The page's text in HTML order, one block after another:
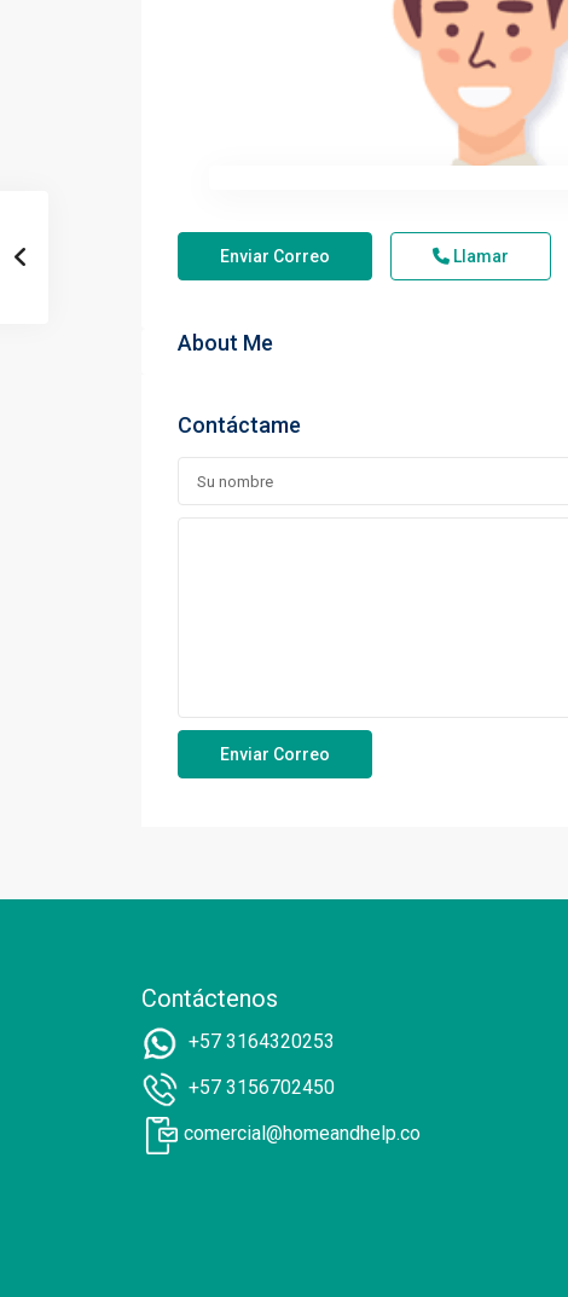
Enviar Correo Llamar
About Me
Contáctame
Contáctenos
+57 3164320253
+57 3156702450
comercial@homeandhelp.co